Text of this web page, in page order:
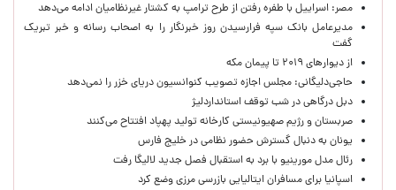
مصر: اسراییل با طفره رفتن از طرح ترامپ به کشتار غیرنظامیان ادامه می‌دهد
مدیرعامل بانک سپه فرارسیدن روز خبرنگار را به اصحاب رسانه و خبر تبریک
گفت
از دیوارهای ۲۰۱۹ تا پیمان مکه
حاجی‌دلیگانی: مجلس اجازه تصویب کنوانسیون دریای خزر را نمی‌دهد
دبل درگاهی در شب توقف استانداردلیژ
صربستان و رژیم صهیونیستی کارخانه تولید پهپاد افتتاح می‌کنند
یونان به دنبال گسترش حضور نظامی در خلیج فارس
رئال مدل مورینیو با برد به استقبال فصل جدید لالیگا رفت
اسپانیا برای مسافران ایتالیایی بازرسی مرزی وضع کرد